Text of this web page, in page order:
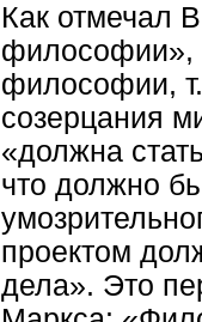
Как отмечал
философии»,
философии,
созерцания
«должна
что должно
проектом
дела». Это